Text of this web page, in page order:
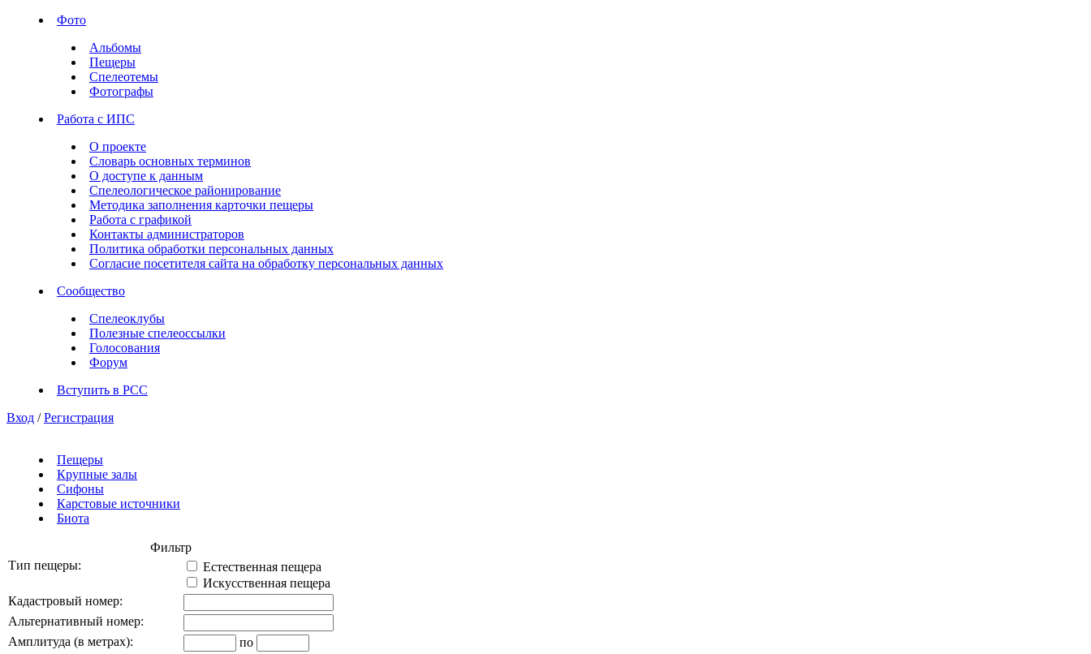
Фото
Альбомы
Пещеры
Спелеотемы
Фотографы
Работа с ИПС
О проекте
Словарь основных терминов
О доступе к данным
Спелеологическое районирование
Методика заполнения карточки пещеры
Работа с графикой
Контакты администраторов
Политика обработки персональных данных
Согласие посетителя сайта на обработку персональных данных
Сообщество
Спелеоклубы
Полезные спелеоссылки
Голосования
Форум
Вступить в РСС
Вход / Регистрация
Пещеры
Крупные залы
Сифоны
Карстовые источники
Биота
Фильтр
Тип пещеры:
Естественная пещера
Искусственная пещера
Кадастровый номер:
Альтернативный номер:
Амплитуда (в метрах):
по